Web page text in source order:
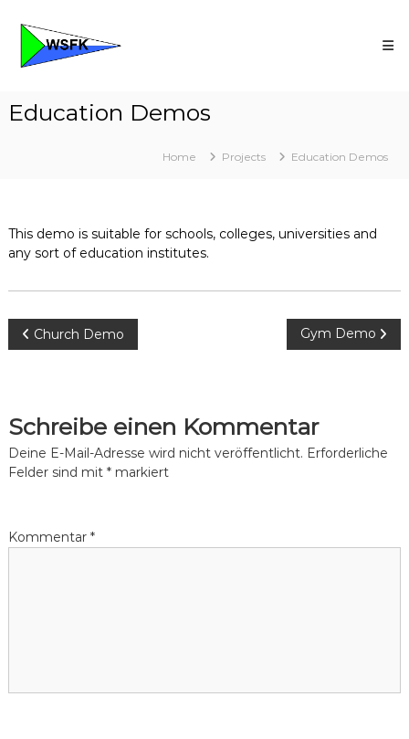
content
Wassersportfreunde
Kassel
Die
Community
Education Demos
Home Projects Education Demos
This demo is suitable for schools, colleges, universities and
any sort of education institutes.
Beitragsnavigation
Church Demo Gym Demo
Schreibe einen Kommentar
Deine E-Mail-Adresse wird nicht veröffentlicht. Erforderliche
Felder sind mit *markiert
Kommentar *